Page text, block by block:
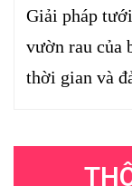
Giải pháp
vườn rau của
thời gian và